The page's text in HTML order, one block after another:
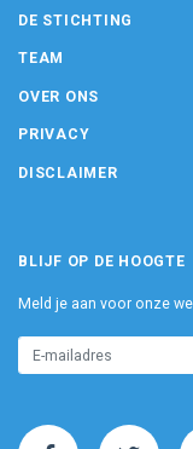
DE STICHTING
TEAM
OVER ONS
PRIVACY
DISCLAIMER
BLIJF OP DE HOOGTE
Meld je aan voor onze